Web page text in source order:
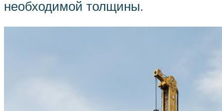
необходимой толщины.